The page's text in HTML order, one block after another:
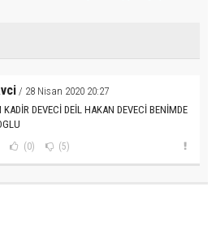
/ 28 Nisan 2020 20:27
KADİR DEVECİ DEİL HAKAN DEVECİ BENİMDE
(0) (5)